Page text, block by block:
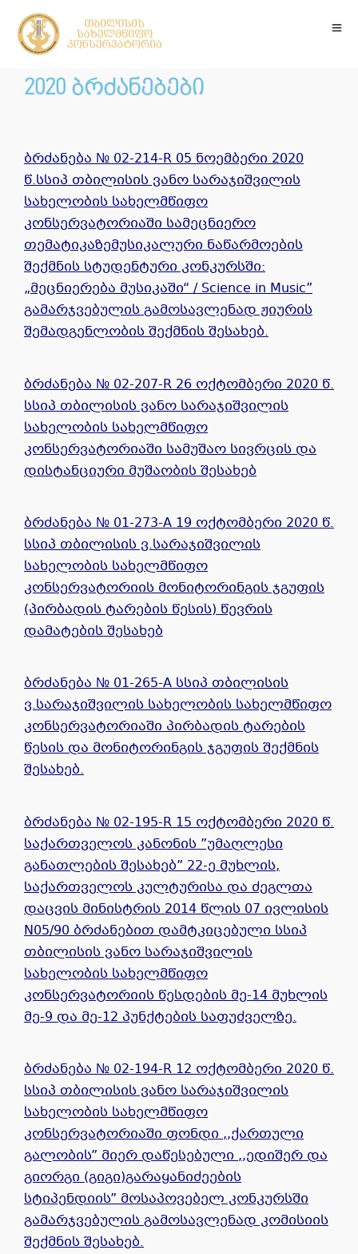
2020 ბრძანებები
ბრძანება № 02-214-R 05 ნოემბერი 2020
წ.სსიპ თბილისის ვანო სარაჯიშვილის
სახელობის სახელმწიფო
კონსერვატორიაში სამეცნიერო
თემატიკაზემუსიკალური ნაწარმოების
შექმნის სტუდენტური კონკურსში:
„მეცნიერება მუსიკაში“ / Science in Music”
გამარჯვებულის გამოსავლენად ჟიურის
შემადგენლობის შექმნის შესახებ.
ბრძანება № 02-207-R 26 ოქტომბერი 2020 წ.
სსიპ თბილისის ვანო სარაჯიშვილის
სახელობის სახელმწიფო
კონსერვატორიაში სამუშაო სივრცის და
დისტანციური მუშაობის შესახებ
ბრძანება № 01-273-A 19 ოქტომბერი 2020 წ.
სსიპ თბილისის ვ.სარაჯიშვილის
სახელობის სახელმწიფო
კონსერვატორიის მონიტორინგის ჯგუფის
(პირბადის ტარების წესის) წევრის
დამატების შესახებ
ბრძანება № 01-265-A სსიპ თბილისის
ვ.სარაჯიშვილის სახელობის სახელმწიფო
კონსერვატორიაში პირბადის ტარების
წესის და მონიტორინგის ჯგუფის შექმნის
შესახებ.
ბრძანება № 02-195-R 15 ოქტომბერი 2020 წ.
საქართველოს კანონის ”უმაღლესი
განათლების შესახებ” 22-ე მუხლის,
საქართველოს კულტურისა და ძეგლთა
დაცვის მინისტრის 2014 წლის 07 ივლისის
N05/90 ბრძანებით დამტკიცებული სსიპ
თბილისის ვანო სარაჯიშვილის
სახელობის სახელმწიფო
კონსერვატორიის წესდების მე-14 მუხლის
მე-9 და მე-12 პუნქტების საფუძველზე.
ბრძანება № 02-194-R 12 ოქტომბერი 2020 წ.
სსიპ თბილისის ვანო სარაჯიშვილის
სახელობის სახელმწიფო
კონსერვატორიაში ფონდი ,,ქართული
გალობის” მიერ დაწესებული ,,ედიშერ და
გიორგი (გიგი)გარაყანიძეების
სტიპენდიის” მოსაპოვებელ კონკურსში
გამარჯვებულის გამოსავლენად კომისიის
შექმნის შესახებ.